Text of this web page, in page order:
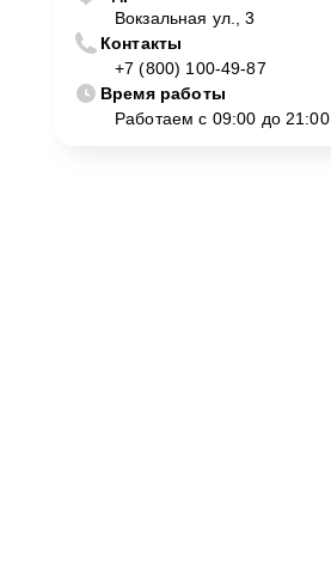
Вокзальная ул., 3
Контакты
+7 (800) 100-49-87
Время работы
Работаем с 09:00 до 21:00